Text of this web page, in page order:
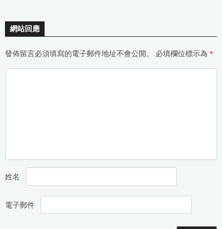
網站回應
發佈留言必須填寫的電子郵件地址不會公開。 必填欄位標示為 *
姓名
電子郵件